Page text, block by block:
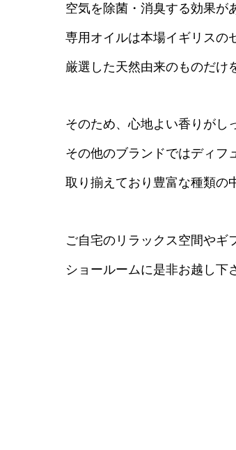
空気を除菌・消臭する効果が
専用オイルは本場イギリスの
厳選した天然由来のものだけ
そのため、心地よい香りがし
その他のブランドではディフ
取り揃えており豊富な種類の
ご自宅のリラックス空間やギ
ショールームに是非お越し下